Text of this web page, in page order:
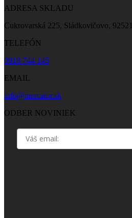
ADRESA SKLADU
Cukrovarská 225, Sládkovičovo, 92521
TELEFÓN
0918 744 145
EMAIL
info@mercator.sk
ODBER NOVINIEK